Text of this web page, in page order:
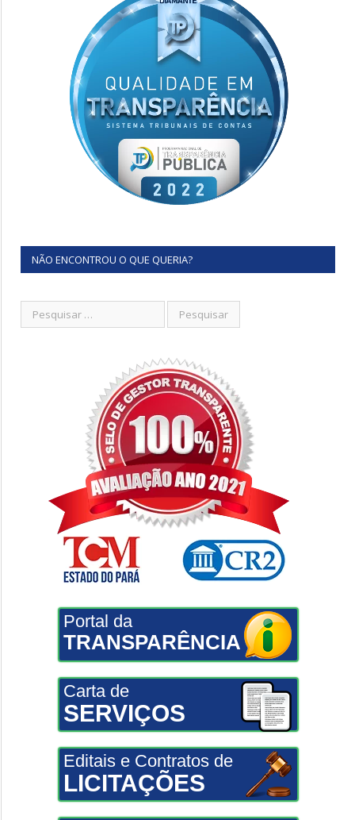
NÃO ENCONTROU O QUE QUERIA?
Portal da
TRANSPARÊNCIA
Carta de
SERVIÇOS
Editais e Contratos de
LICITAÇÕES